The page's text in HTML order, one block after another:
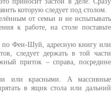
которую следует под столом.
от семьи и не испытывать
к работе, на столе поставьте
по Фен-Шуй, адресную книгу или
следует держать в той части
приток – справа, посредине
или красными. А массивные
в ящик стола или дальний